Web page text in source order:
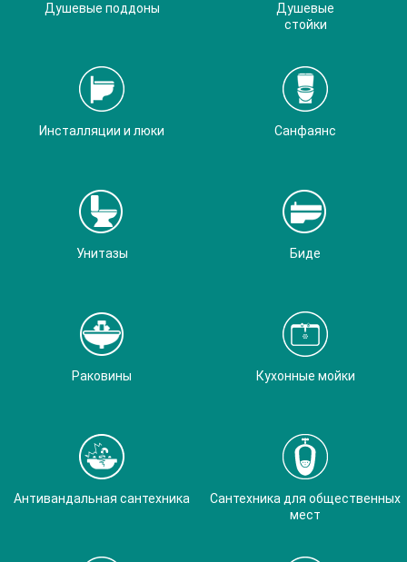
Душевые поддоны
Душевые
стойки
Инсталляции и люки Санфаянс
Унитазы Биде
Раковины Кухонные мойки
Антивандальная сантехника
Сантехника для общественных
мест